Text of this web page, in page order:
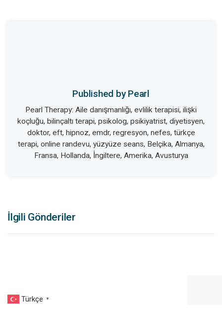
Published by Pearl
Pearl Therapy: Aile danışmanlığı, evlilik terapisi, ilişki
koçluğu, bilinçaltı terapi, psikolog, psikiyatrist, diyetisyen,
doktor, eft, hipnoz, emdr, regresyon, nefes, türkçe
terapi, online randevu, yüzyüze seans, Belçika, Almanya,
Fransa, Hollanda, İngiltere, Amerika, Avusturya
İlgili Gönderiler
Türkçe ▼